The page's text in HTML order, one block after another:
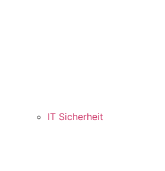
IT Sicherheit